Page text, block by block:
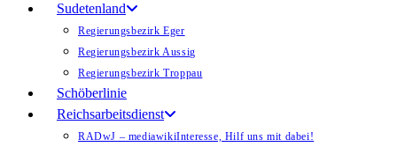
Sudetenland
Regierungsbezirk Eger
Regierungsbezirk Aussig
Regierungsbezirk Troppau
Schöberlinie
Reichsarbeitsdienst
RADwJ – mediawikiInteresse, Hilf uns mit dabei!